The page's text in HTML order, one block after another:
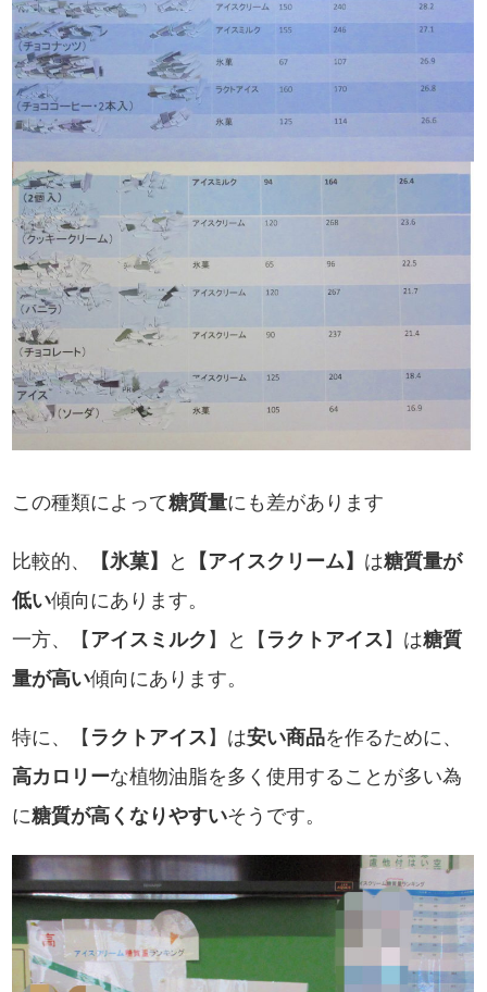
この種類によって糖質量にも差があります
比較的、 【氷菓】 と 【アイスクリーム】 は糖質量が
低い傾向にあります。
一方、【 アイスミルク 】と【 ラクトアイス 】は糖質
量が高い傾向にあります。
特に、【 ラクトアイス 】は安い商品を作るために、
高カロリーな植物油脂を多く使用することが多い為
に糖質が高くなりやすいそうです。